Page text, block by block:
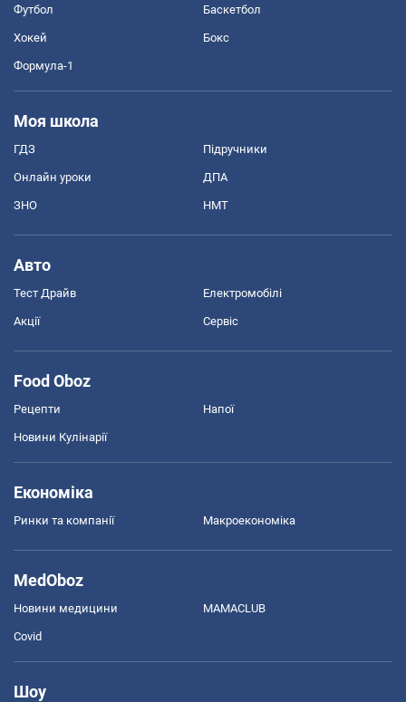
Футбол Баскетбол
Хокей Бокс
Формула-1
Моя школа
ГДЗ Підручники
Онлайн уроки ДПА
ЗНО НМТ
Авто
Тест Драйв Електромобілі
Акції Сервіс
Food Oboz
Рецепти Напої
Новини Кулінарії
Економіка
Ринки та компанії Макроекономіка
MedOboz
Новини медицини MAMACLUB
Covid
Шоу